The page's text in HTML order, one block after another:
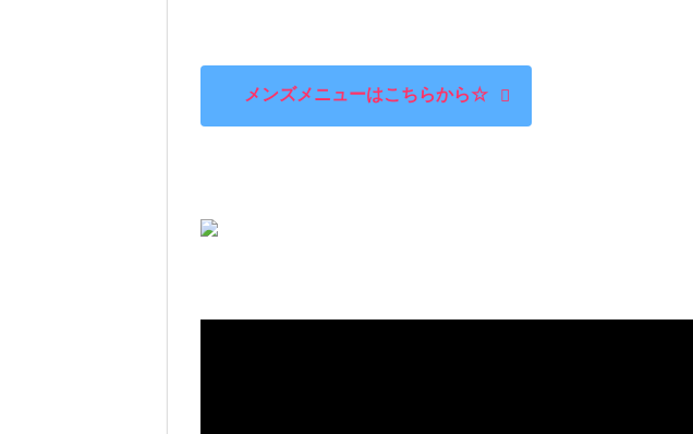
メンズメニューはこちらから☆